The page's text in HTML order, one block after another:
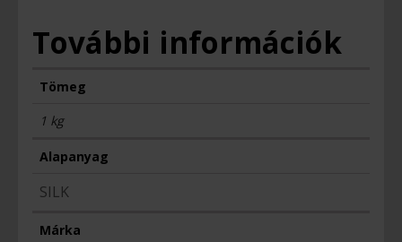
További információk
Tömeg
1 kg
Alapanyag
SILK
Márka